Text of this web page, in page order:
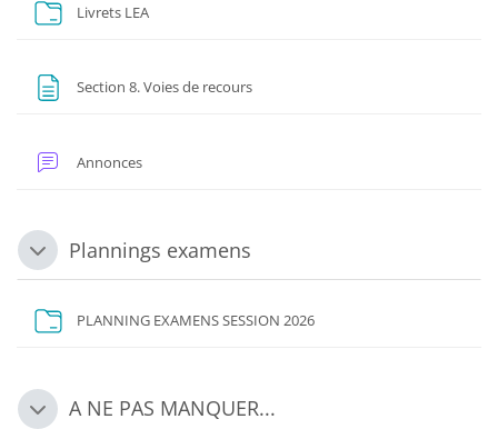
Livrets LEADossier
Section 8. Voies de recoursPage
Annonces
ReplierPlannings examens
PLANNING EXAMENS SESSION 2026Dossier
ReplierA NE PAS MANQUER...